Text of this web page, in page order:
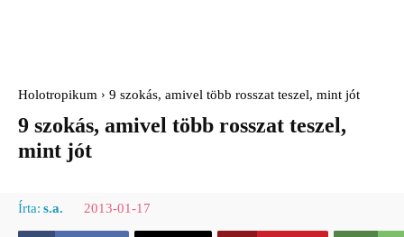
Holotropikum 9 szokás, amivel több rosszat teszel, mint jót
9 szokás, amivel több rosszat teszel,
mint jót
Írta: s.a. 2013-01-17